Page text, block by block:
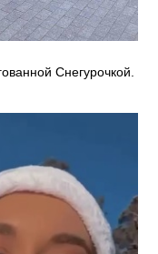
Снегурочкой.